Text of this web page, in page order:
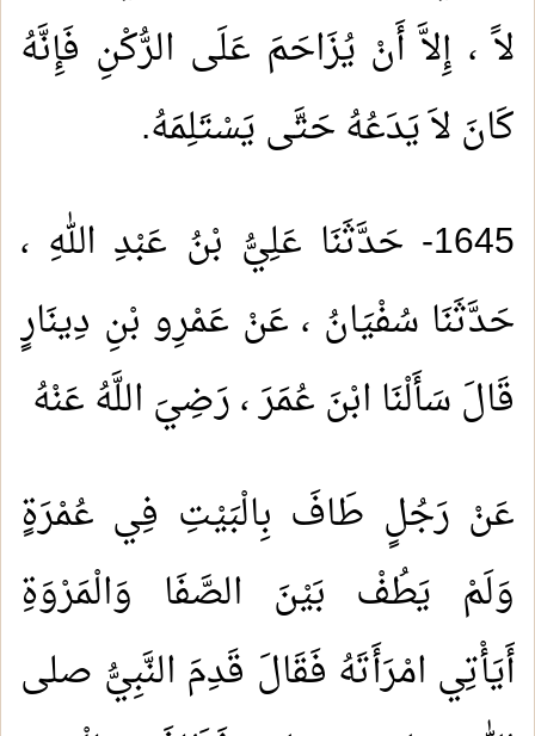
لاََ ، إِلاَّ أَنْ يُزَاحَمَ عَلَى الرُّكْنِ فَإِنَّهُ
كَانَ لاَ يَدَعُهُ حَتَّى يَسْتَلِمَهُ.
1645- حَدَّثَنَا عَلِيُّ بْنُ عَبْدِ اللهِ ،
حَدَّثَنَا سُفْيَانُ ، عَنْ عَمْرِو بْنِ دِينَارٍ
قَالَ سَأَلْنَا ابْنَ عُمَرَ ، رَضِيَ اللَّهُ عَنْهُ
عَنْ رَجُلٍ طَافَ بِالْبَيْتِ فِي عُمْرَةٍ
وَلَمْ يَطُفْ بَيْنَ الصَّفَا وَالْمَرْوَةِ
أَيَأْتِي امْرَأَتَهُ فَقَالَ قَدِمَ النَّبِيُّ صلى